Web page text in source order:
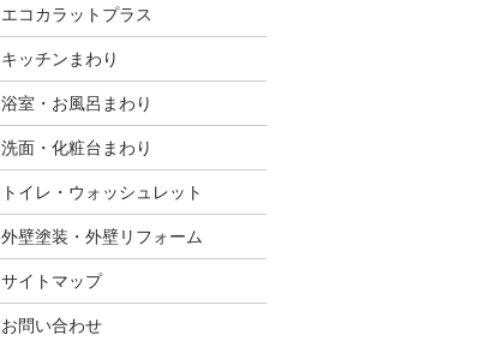
エコカラットプラス
キッチンまわり
浴室・お風呂まわり
洗面・化粧台まわり
トイレ・ウォッシュレット
外壁塗装・外壁リフォーム
サイトマップ
お問い合わせ